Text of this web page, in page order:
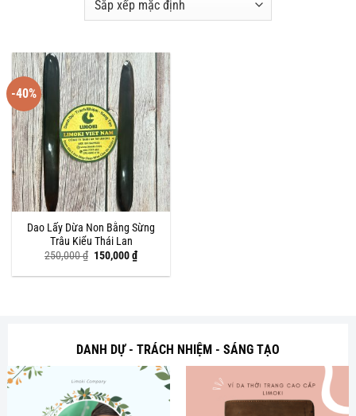
-40%
Dao Lấy Dừa Non Bằng Sừng
Trâu Kiểu Thái Lan
250,000₫ Giá
là:
150,000₫Giá
hiện
tại
DANH DỰ - TRÁCH NHIỆM - SÁNG TẠO